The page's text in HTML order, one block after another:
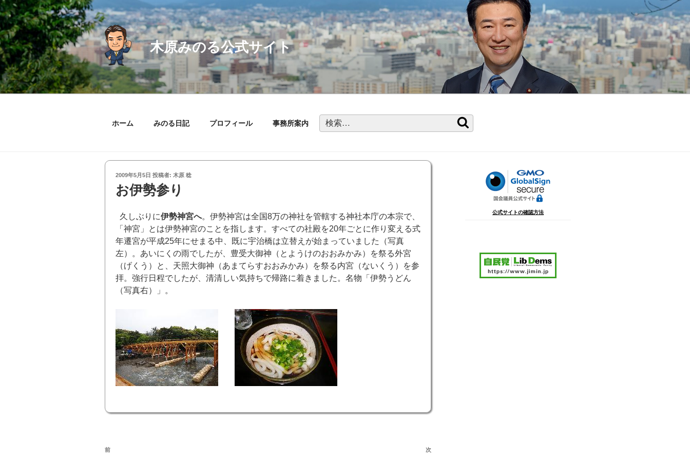
コ
ン
テ
ン
ツ
へ
ス
キ
木原みのる公式サイト
ホーム みのる日記 プロフィール 事務所案内
検
索:
索
投
日:
2009年5月5日 投稿者: 木原 稔
お伊勢参り
久しぶりに伊勢神宮へ。伊勢神宮は全国8万の神社を管轄する神社本庁の本宗で、
「神宮」とは伊勢神宮のことを指します。すべての社殿を20年ごとに作り変える式
年遷宮が平成25年にせまる中、既に宇治橋は立替えが始まっていました（写真
左）。あいにくの雨でしたが、豊受大御神（とようけのおおみかみ）を祭る外宮
（げくう）と、天照大御神（あまてらすおおみかみ）を祭る内宮（ないくう）を参
拝。強行日程でしたが、清清しい気持ちで帰路に着きました。名物「伊勢うどん
（写真右）」。
投
前
前
次
次
公式サイトの確認方法